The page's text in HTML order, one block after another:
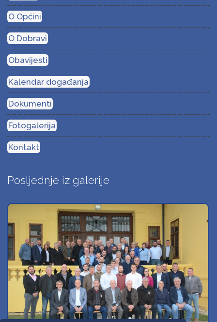
O Općini
O Dobravi
Obavijesti
Kalendar događanja
Dokumenti
Fotogalerija
Kontakt
Posljednje iz galerije